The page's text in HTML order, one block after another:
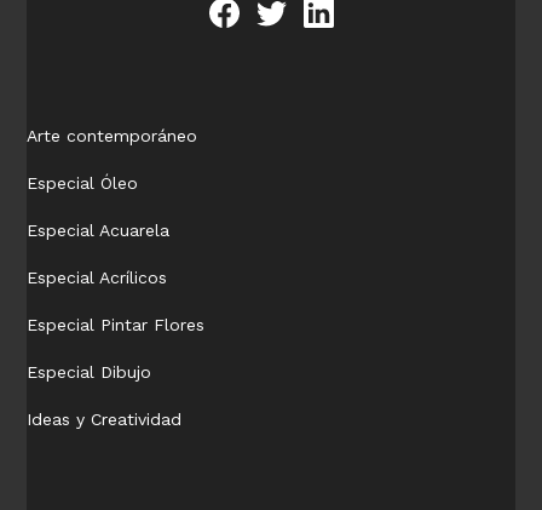
Arte contemporáneo
Especial Óleo
Especial Acuarela
Especial Acrílicos
Especial Pintar Flores
Especial Dibujo
Ideas y Creatividad